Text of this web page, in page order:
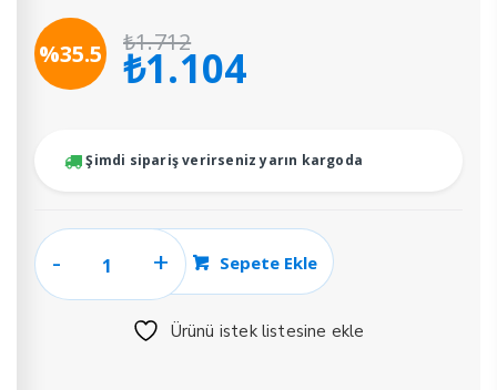
₺1.712
Orijinal
fiyat:
₺1.104Şu
₺1.104.
%35.5
Şimdi sipariş verirseniz yarın kargoda
(beyaz)
Sepete Ekle
Ürünü istek listesine ekle